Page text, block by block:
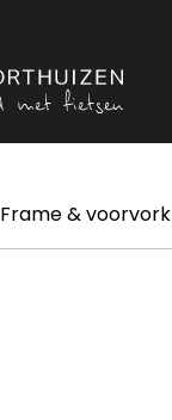
Frame & voorvork